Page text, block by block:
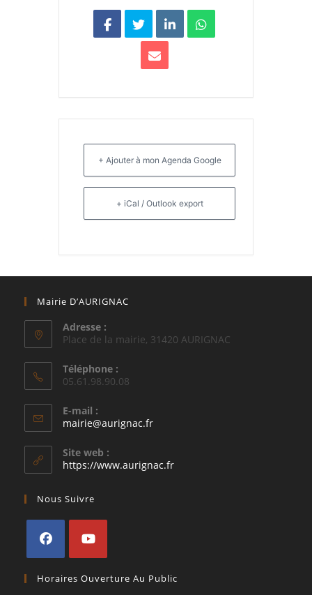
+ Ajouter à mon Agenda Google
+ iCal / Outlook export
Mairie D’AURIGNAC
Adresse :
Place de la mairie, 31420 AURIGNAC
Téléphone :
05.61.98.90.08
E-mail :
mairie@aurignac.frS’ouvre
application
Site web :
https://www.aurignac.fr
Nous Suivre
dans
dans
Horaires Ouverture Au Public